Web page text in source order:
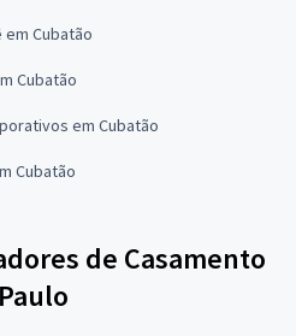
Cubatão
Cubatão
em Cubatão
Cubatão
de Casamento